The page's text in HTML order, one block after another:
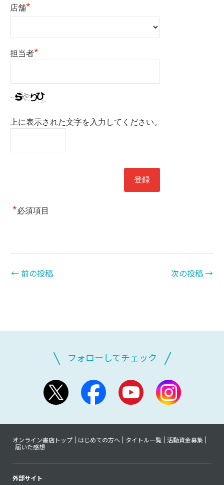
店舗*
担当者*
上に表示された文字を入力してください。
*必須項目
←前の投稿 次の投稿→
フォローしてチェック
オンライン書店トップ はじめての方へ タイトル一覧
活動資金募集
届いた感想
外部サイト